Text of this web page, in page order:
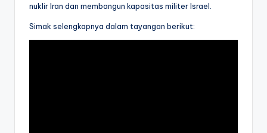
nuklir Iran dan membangun kapasitas militer Israel.
Simak selengkapnya dalam tayangan berikut: